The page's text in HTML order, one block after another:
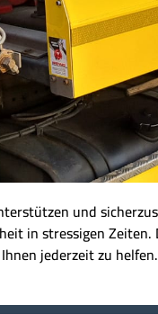
und
in stressigen
jederzeit zu